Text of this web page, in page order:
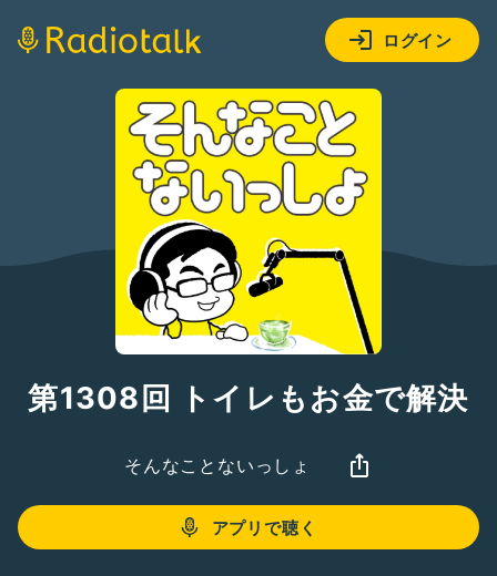
ログイン
第1308回 トイレもお金で解決
そんなことないっしょ
アプリで聴く